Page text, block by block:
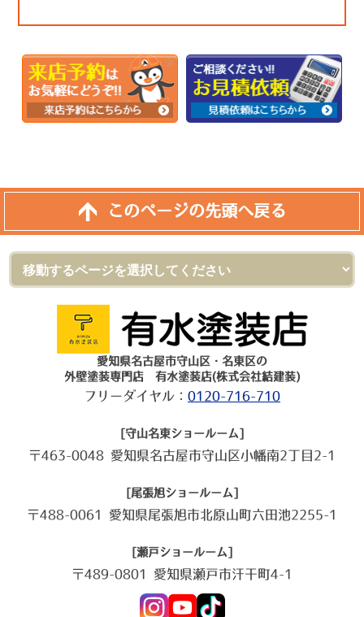
このページの先頭へ戻る
愛知県名古屋市守山区・名東区の
外壁塗装専門店 有水塗装店(株式会社結建装)
フリーダイヤル： 0120-716-710
[守山名東ショールーム]
〒463-0048 愛知県名古屋市守山区小幡南2丁目2-1
[尾張旭ショールーム]
〒488-0061 愛知県尾張旭市北原山町六田池2255-1
[瀬戸ショールーム]
〒489-0801 愛知県瀬戸市汗干町4-1